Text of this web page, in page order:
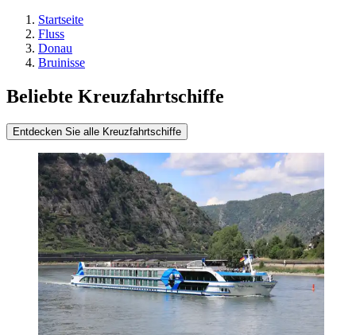
Startseite
Fluss
Donau
Bruinisse
Beliebte Kreuzfahrtschiffe
Entdecken Sie alle Kreuzfahrtschiffe